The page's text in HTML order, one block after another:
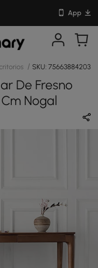
App
/ SKU: 75663884203
De Fresno
Nogal